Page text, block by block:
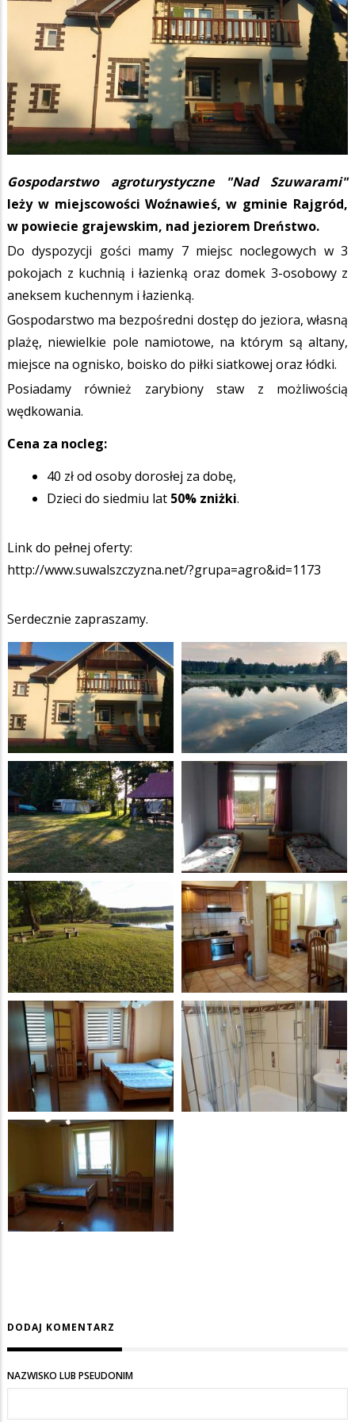
Gospodarstwo agroturystyczne "Nad Szuwarami"
leży w miejscowości Woźnawieś, w gminie Rajgród,
w powiecie grajewskim, nad jeziorem Dreństwo.
Do dyspozycji gości mamy 7 miejsc noclegowych w 3
pokojach z kuchnią i łazienką oraz domek 3-osobowy z
aneksem kuchennym i łazienką.
Gospodarstwo ma bezpośredni dostęp do jeziora, własną
plażę, niewielkie pole namiotowe, na którym są altany,
miejsce na ognisko, boisko do piłki siatkowej oraz łódki.
Posiadamy również zarybiony staw z możliwością
wędkowania.
Cena za nocleg:
40 zł od osoby dorosłej za dobę,
Dzieci do siedmiu lat 50% zniżki.
Link do pełnej oferty:
http://www.suwalszczyzna.net/?grupa=agro&id=1173
Serdecznie zapraszamy.
DODAJ KOMENTARZ
NAZWISKO LUB PSEUDONIM